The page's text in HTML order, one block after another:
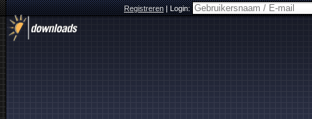
Registreren|Login: